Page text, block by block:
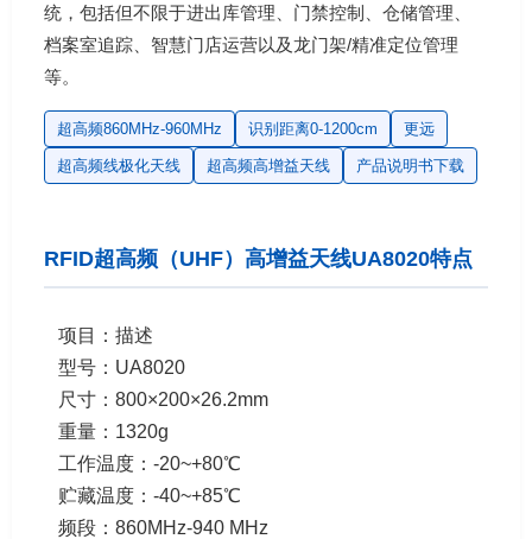
统，包括但不限于进出库管理、门禁控制、仓储管理、
档案室追踪、智慧门店运营以及龙门架/精准定位管理
等。
超高频860MHz-960MHz 识别距离0-1200cm 更远
超高频线极化天线 超高频高增益天线 产品说明书下载
RFID超高频（UHF）高增益天线UA8020特点
项目：描述
型号：UA8020
尺寸：800×200×26.2mm
重量：1320g
工作温度：-20~+80℃
贮藏温度：-40~+85℃
频段：860MHz-940 MHz